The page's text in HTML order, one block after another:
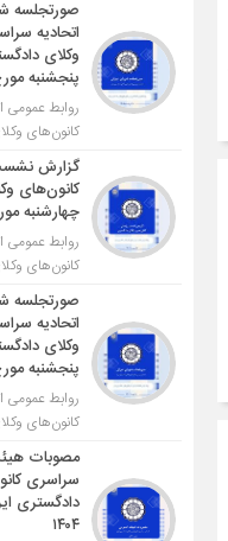
صورتجلسه
اتحادیه
وکلای
پنجشنبه مورخ ۱۴۰۵/
روابط عمومی
کانون‌های
گزارش
کانون‌های
چهارشنبه مورخ ۱۴۰۴/
روابط عمومی
کانون‌های
صورتجلسه
اتحادیه
وکلای
پنجشنبه مورخ ۱۴۰۴/
روابط عمومی
کانون‌های
مصوبات
سراسری
دادگستری
۱۴۰۴